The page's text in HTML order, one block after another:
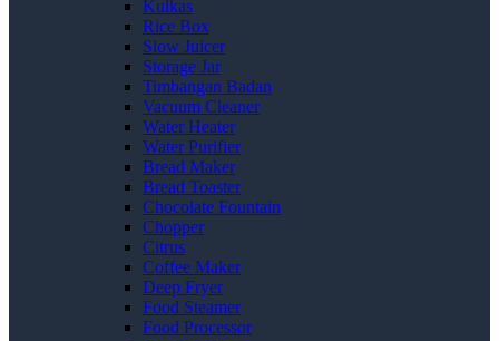
Kulkas
Rice Box
Slow Juicer
Storage Jar
Timbangan Badan
Vacuum Cleaner
Water Heater
Water Purifier
Bread Maker
Bread Toaster
Chocolate Fountain
Chopper
Citrus
Coffee Maker
Deep Fryer
Food Steamer
Food Processor